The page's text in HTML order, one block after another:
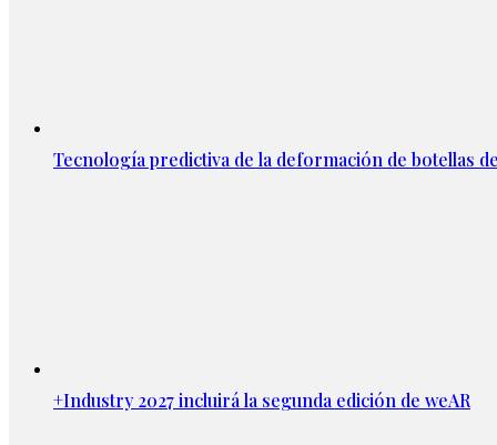
Tecnología predictiva de la deformación de botellas
+Industry 2027 incluirá la segunda edición de weAR